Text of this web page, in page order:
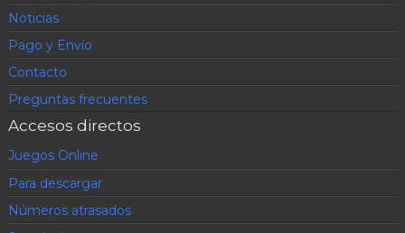
Noticias
Pago y Envío
Contacto
Preguntas frecuentes
Accesos directos
Juegos Online
Para descargar
Números atrasados